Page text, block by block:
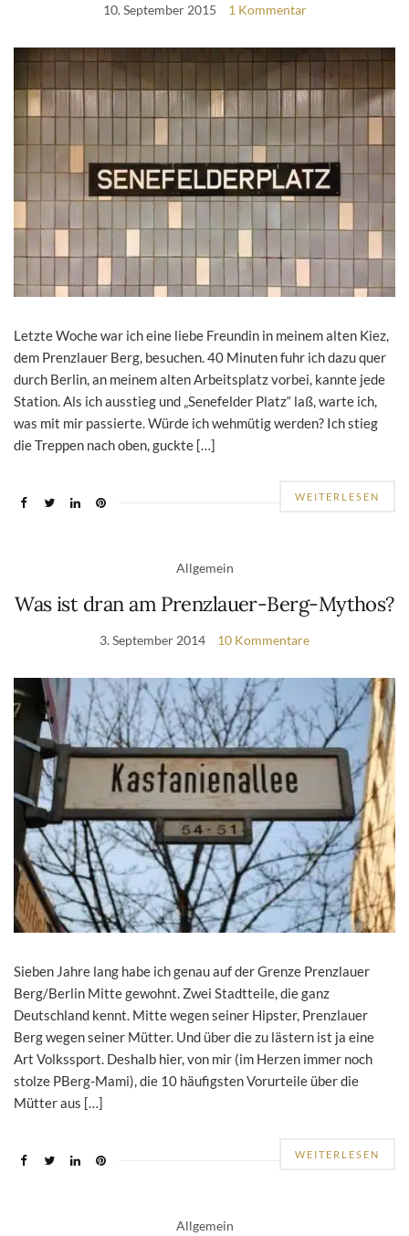
10. September 2015 1 Kommentar
Letzte Woche war ich eine liebe Freundin in meinem alten Kiez,
dem Prenzlauer Berg, besuchen. 40 Minuten fuhr ich dazu quer
durch Berlin, an meinem alten Arbeitsplatz vorbei, kannte jede
Station. Als ich ausstieg und „Senefelder Platz“ laß, warte ich,
was mit mir passierte. Würde ich wehmütig werden? Ich stieg
die Treppen nach oben, guckte […]
WEITERLESEN
Allgemein
Was ist dran am Prenzlauer-Berg-Mythos?
3. September 2014 10 Kommentare
Sieben Jahre lang habe ich genau auf der Grenze Prenzlauer
Berg/Berlin Mitte gewohnt. Zwei Stadtteile, die ganz
Deutschland kennt. Mitte wegen seiner Hipster, Prenzlauer
Berg wegen seiner Mütter. Und über die zu lästern ist ja eine
Art Volkssport. Deshalb hier, von mir (im Herzen immer noch
stolze PBerg-Mami), die 10 häufigsten Vorurteile über die
Mütter aus […]
WEITERLESEN
Allgemein